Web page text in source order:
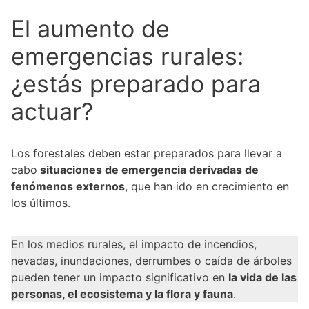
El aumento de
emergencias rurales:
¿estás preparado para
actuar?
Los forestales deben estar preparados para llevar a
cabo situaciones de emergencia derivadas de
fenómenos externos, que han ido en crecimiento en
los últimos.
En los medios rurales, el impacto de incendios,
nevadas, inundaciones, derrumbes o caída de árboles
pueden tener un impacto significativo en la vida de las
personas, el ecosistema y la flora y fauna.